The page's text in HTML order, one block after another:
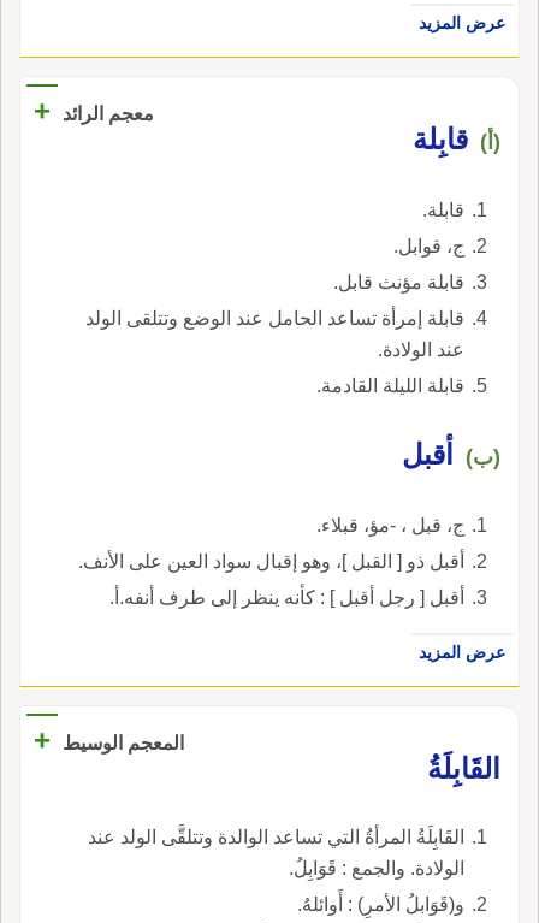
عرض المزيد
معجم الرائد +
(أ) قابِلة
قابلة.
ج، قوابل.
قابلة مؤنث قابل.
قابلة إمرأة تساعد الحامل عند الوضع وتتلقى الولد
عند الولادة.
قابلة الليلة القادمة.
(ب) أقبل
ج، قبل ، -مؤ، قبلاء.
أقبل ذو [ القبل ]، وهو إقبال سواد العين على الأنف.
أقبل [ رجل أقبل ] : كأنه ينظر إلى طرف أنفه.أ.
عرض المزيد
المعجم الوسيط
+
القَابِلَةُ
القَابِلَةُ المرأةُ التي تساعد الوالدة وتتلقَّى الولد عند
الولادة. والجمع : قَوَابِلُ.
و(قَوَابلُ الأمرِ) : أَوائلهُ.